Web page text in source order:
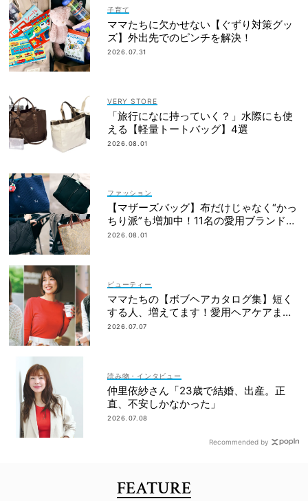
子育て
ママたちに欠かせない【ぐずり対策グッ
ズ】外出先でのピンチを解決！
2026.07.31
VERY STORE
「旅行になに持っていく？」水際にも使
える【軽量トートバッグ】4選
2026.08.01
ファッション
【マザーズバッグ】布だけじゃなく“かっ
ちり派”も増加中！11名の愛用ブランド
は？
2026.08.01
ビューティー
ママたちの【ボブヘアカタログ集】短く
する人、増えてます！愛用ヘアケアまで
全部見せ
2026.07.07
読み物・インタビュー
仲里依紗さん「23歳で結婚、出産。正
直、不安しかなかった」
2026.07.08
Recommended by
FEATURE